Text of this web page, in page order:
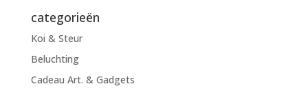
categorieën
Koi & Steur
Beluchting
Cadeau Art. & Gadgets